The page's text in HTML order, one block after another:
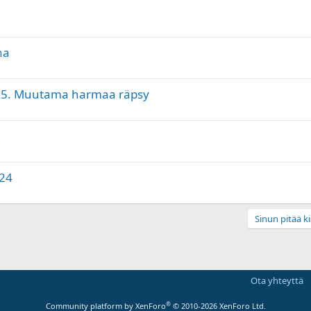
Muutama harmaa räpsy
Sinun pitää
Ota yhteyttä
Community platform by XenForo® © 2010-2026 XenForo Ltd.